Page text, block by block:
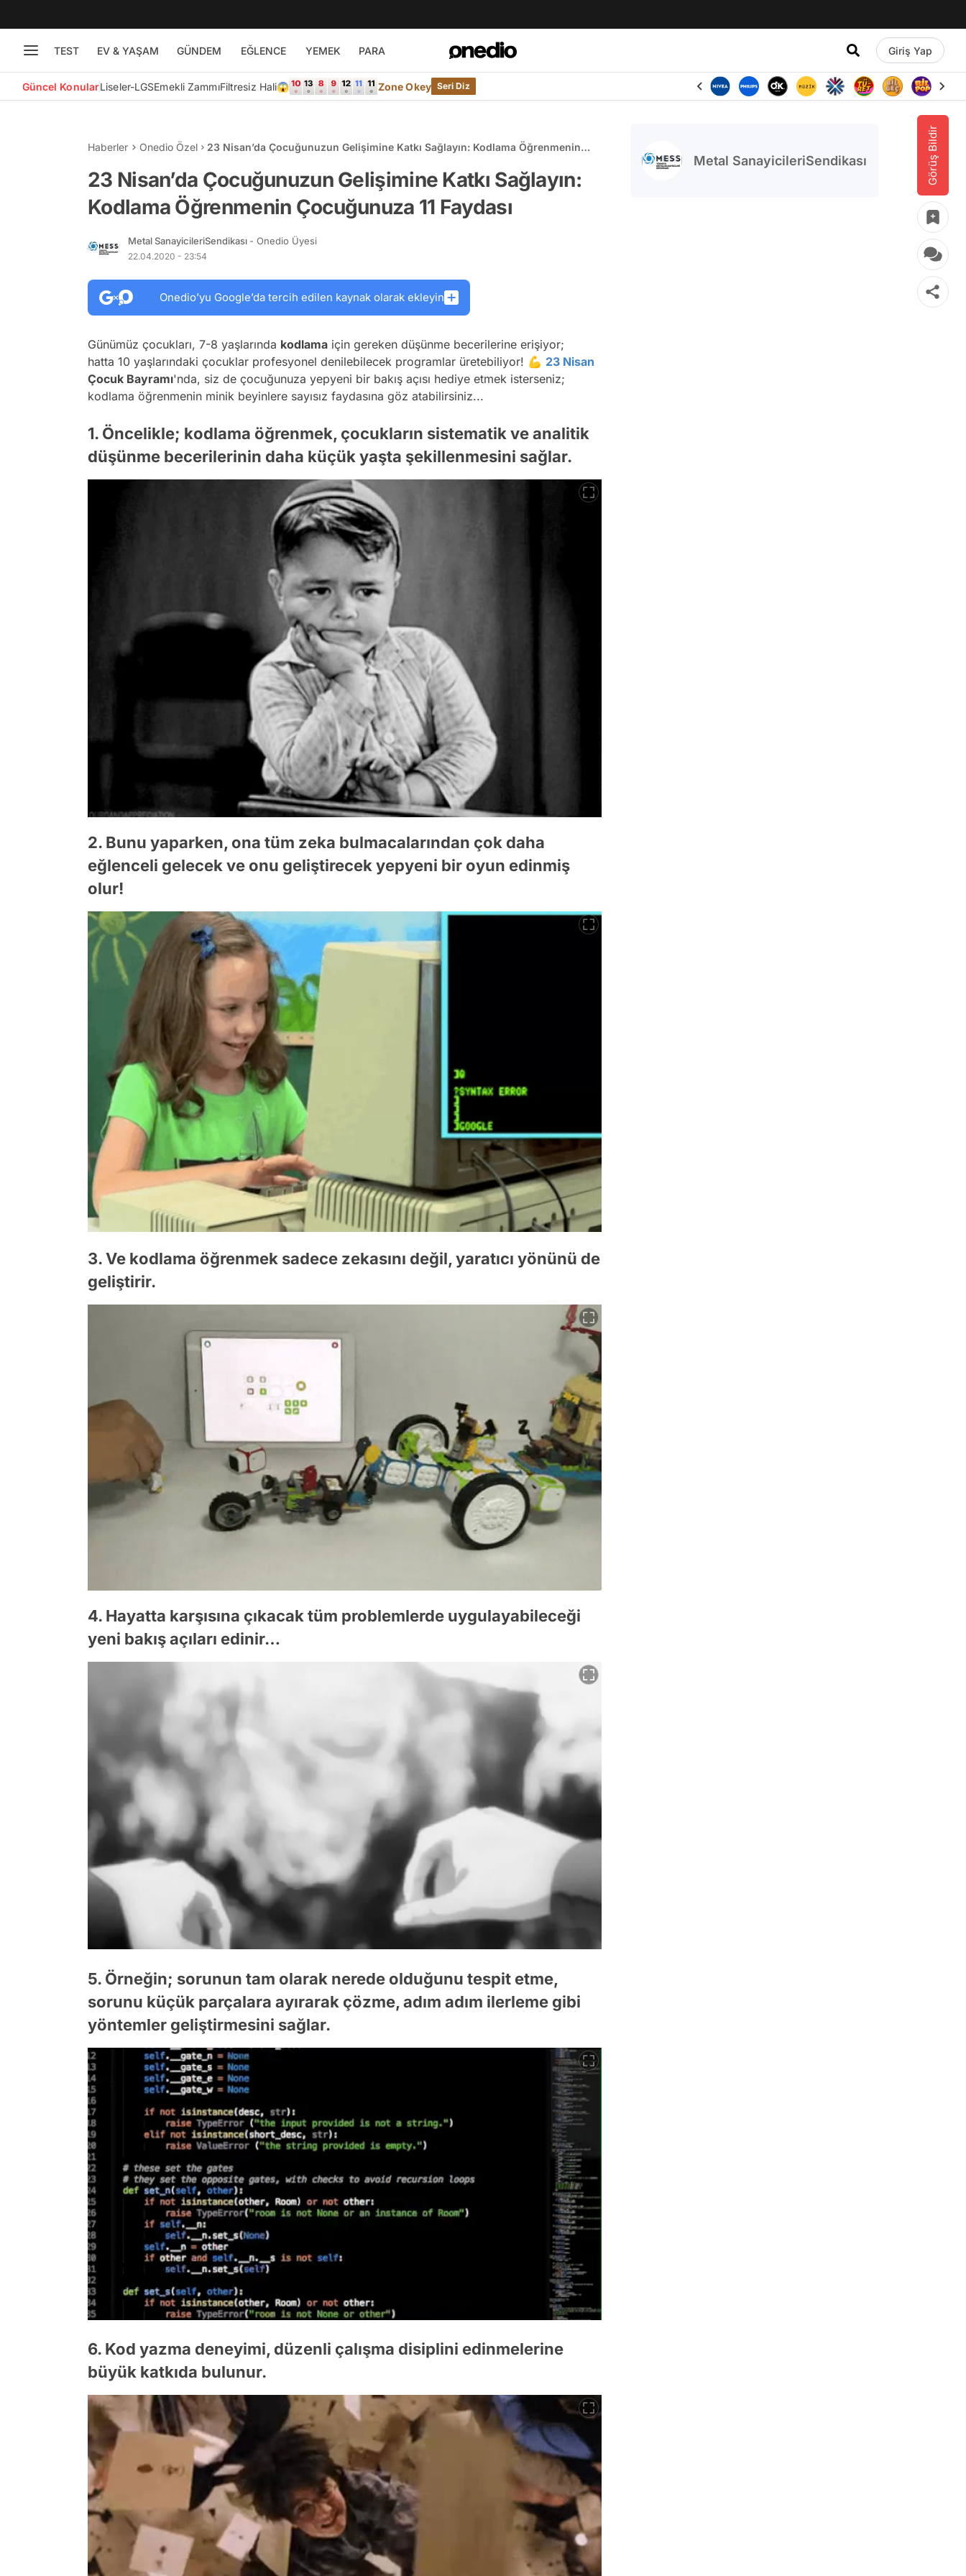
TEST EV & YAŞAM GÜNDEM EĞLENCE YEMEK PARA Giriş Yap
Güncel KonularLiseler-LGSEmekli ZammıFiltresiz Hali😱 Zone Okey Seri Diz
Görüş Bildir
Haberler Onedio Özel
23 Nisan’da Çocuğunuzun Gelişimine Katkı Sağlayın: Kodlama Öğrenmenin
23 Nisan’da Çocuğunuzun Gelişimine Katkı Sağlayın:
Kodlama Öğrenmenin Çocuğunuza 11 Faydası
Metal SanayicileriSendikası - Onedio Üyesi
22.04.2020 - 23:54
Onedio’yu Google’da tercih edilen kaynak olarak ekleyin
Günümüz çocukları, 7-8 yaşlarında kodlama için gereken düşünme becerilerine erişiyor;
hatta 10 yaşlarındaki çocuklar profesyonel denilebilecek programlar üretebiliyor! 💪 23 Nisan
Çocuk Bayramı'nda, siz de çocuğunuza yepyeni bir bakış açısı hediye etmek isterseniz;
kodlama öğrenmenin minik beyinlere sayısız faydasına göz atabilirsiniz...
1. Öncelikle; kodlama öğrenmek, çocukların sistematik ve analitik
düşünme becerilerinin daha küçük yaşta şekillenmesini sağlar.
2. Bunu yaparken, ona tüm zeka bulmacalarından çok daha
eğlenceli gelecek ve onu geliştirecek yepyeni bir oyun edinmiş
olur!
3. Ve kodlama öğrenmek sadece zekasını değil, yaratıcı yönünü de
geliştirir.
4. Hayatta karşısına çıkacak tüm problemlerde uygulayabileceği
yeni bakış açıları edinir…
5. Örneğin; sorunun tam olarak nerede olduğunu tespit etme,
sorunu küçük parçalara ayırarak çözme, adım adım ilerleme gibi
yöntemler geliştirmesini sağlar.
6. Kod yazma deneyimi, düzenli çalışma disiplini edinmelerine
büyük katkıda bulunur.
Metal SanayicileriSendikası